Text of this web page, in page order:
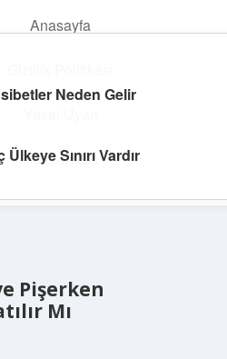
Anasayfa
Hakkımızda
Pişerken
Mı
Neden Gelir
Sınırı Vardır